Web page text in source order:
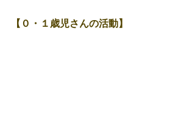
【０・１歳児さんの活動】